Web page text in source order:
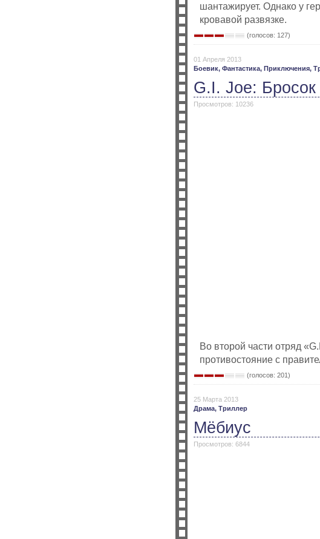
шантажирует. Однако у
кровавой развязке.
(голосов: 127)
01 Апреля 2013
Боевик, Фантастика, Приключения,
G.I. Joe:
Просмотров: 10236
Во второй части отряд
противостояние с
(голосов: 201)
25 Марта 2013
Драма, Триллер
Мёбиус
Просмотров: 6844